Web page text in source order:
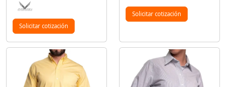
Solicitar cotización
Solicitar cotización